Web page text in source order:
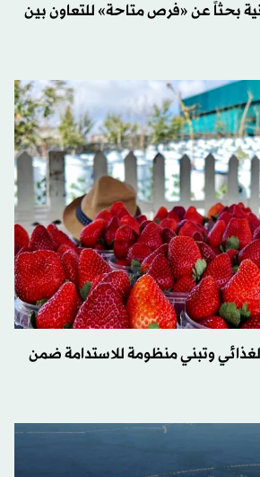
بحثاً عن «فرص متاحة» للتعاون بين
وتبني منظومة للاستدامة ضمن